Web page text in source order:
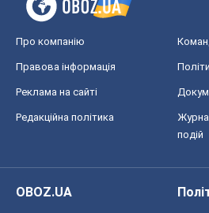
Про компанію
Правова інформація
Реклама на сайті
Редакційна політика
подій
OBOZ.UA